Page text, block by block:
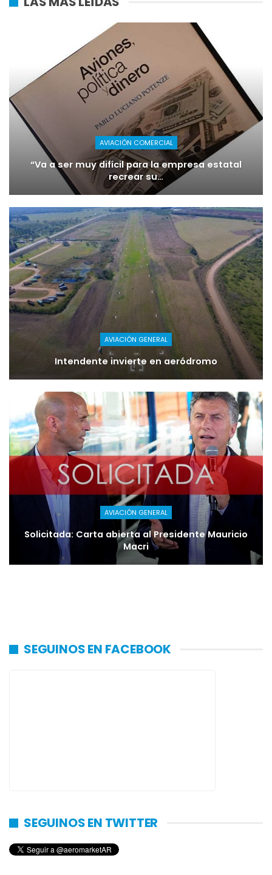
AVIACIÓN COMERCIAL
“Va a ser muy difícil para la empresa estatal
recrear su…
AVIACIÓN GENERAL
Intendente invierte en aeródromo
AVIACIÓN GENERAL
Solicitada: Carta abierta al Presidente Mauricio
Macri
SEGUINOS EN FACEBOOK
SEGUINOS EN TWITTER